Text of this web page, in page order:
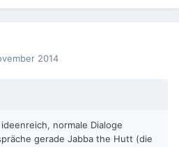
2014
normale Dialoge
gerade Jabba the Hutt (die